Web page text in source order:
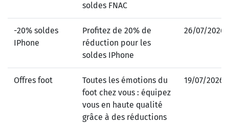
soldes FNAC
-20% soldes
IPhone
Profitez de 20% de
réduction pour les
soldes IPhone
26/07/2026
Offres foot
Toutes les émotions du
foot chez vous : équipez
vous en haute qualité
grâce à des réductions
19/07/2026